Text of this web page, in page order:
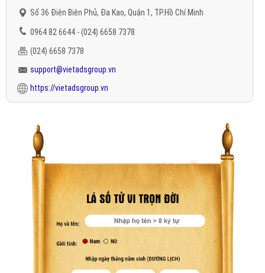
Số 36 Điện Biên Phủ, Đa Kao, Quận 1, TP.Hồ Chí Minh
0964 82 6644 - (024) 6658 7378
(024) 6658 7378
support@vietadsgroup.vn
https://vietadsgroup.vn